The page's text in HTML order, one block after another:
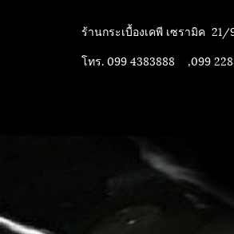
ร้านกระเบื้องเคพี เซรามิค 21/
โทร. 099 4383888 ,099